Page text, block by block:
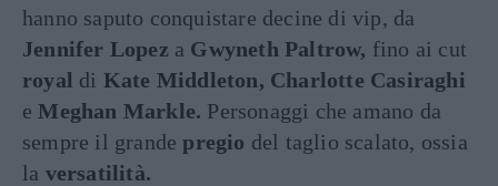
hanno saputo conquistare decine di vip, da
Jennifer Lopez a Gwyneth Paltrow, fino ai cut
royal di Kate Middleton, Charlotte Casiraghi
eMeghan Markle. Personaggi che amano da
sempre il grandepregio del taglio scalato, ossia
la versatilità.